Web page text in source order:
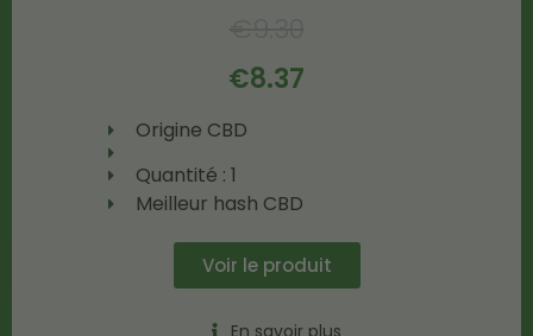
€8.37
Origine CBD
Quantité : 1
Meilleur hash CBD
Voir le produit
En savoir plus